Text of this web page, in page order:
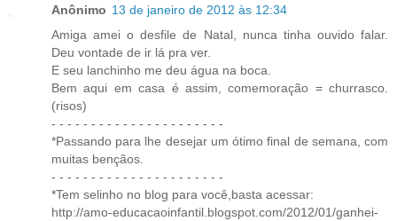
Anônimo 13 de janeiro de 2012 às 12:34
Amiga amei o desfile de Natal, nunca tinha ouvido falar.
Deu vontade de ir lá pra ver.
E seu lanchinho me deu água na boca.
Bem aqui em casa é assim, comemoração = churrasco.
(risos)
- - - - - - - - - - - - - - - - - - - - - -
*Passando para lhe desejar um ótimo final de semana, com
muitas bençãos.
- - - - - - - - - - - - - - - - - - - - - -
*Tem selinho no blog para você,basta acessar:
http://amo-educacaoinfantil.blogspot.com/2012/01/ganhei-